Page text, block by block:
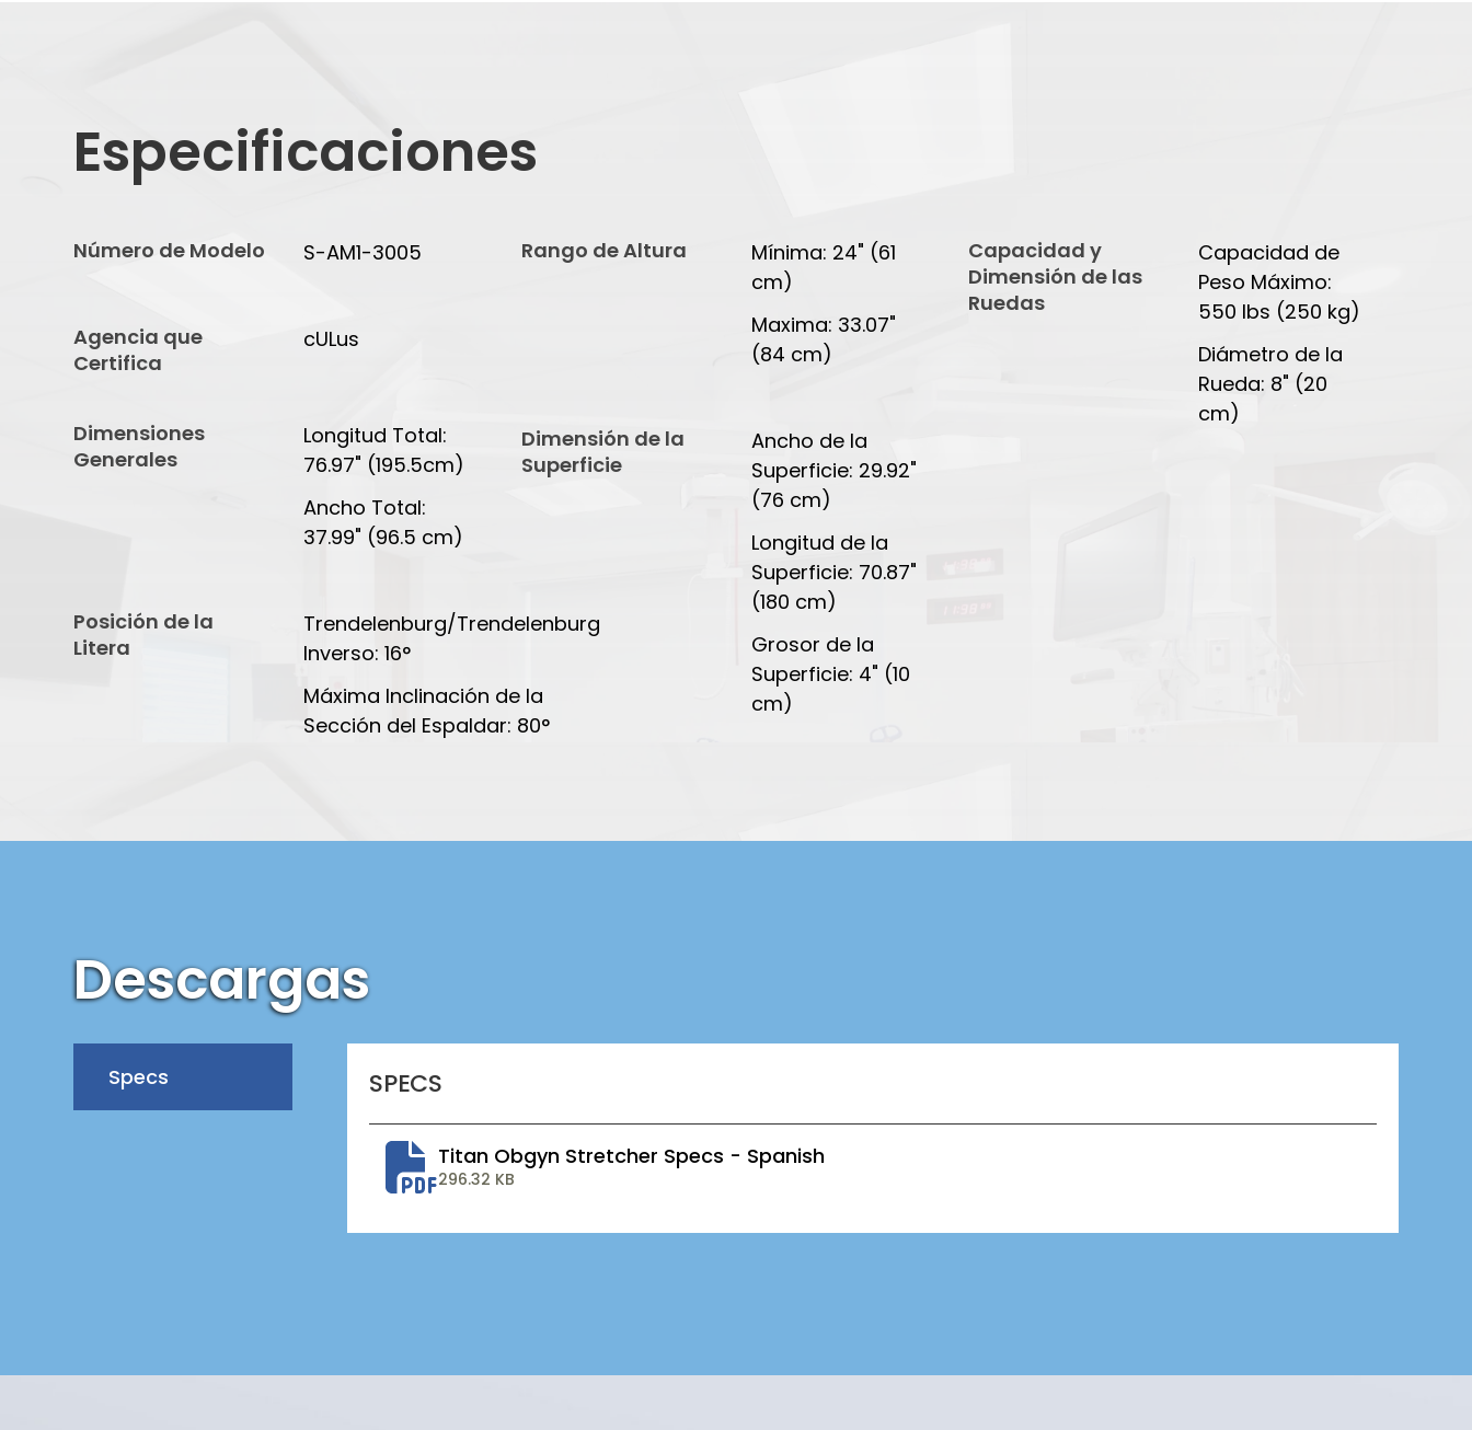
Especificaciones
Número de Modelo S-AM1-3005
Agencia que
Certifica
cULus
Dimensiones
Generales
Longitud Total:
76.97" (195.5cm)
Ancho Total:
37.99" (96.5 cm)
Posición de la
Litera
Trendelenburg/Trendelenburg
Inverso: 16°
Máxima Inclinación de la
Sección del Espaldar: 80°
Rango de Altura
Mínima: 24" (61
cm)
Maxima: 33.07"
(84 cm)
Dimensión de la
Superficie
Ancho de la
Superficie: 29.92"
(76 cm)
Longitud de la
Superficie: 70.87"
(180 cm)
Grosor de la
Superficie: 4" (10
cm)
Capacidad y
Dimensión de las
Ruedas
Capacidad de
Peso Máximo:
550 lbs (250 kg)
Diámetro de la
Rueda: 8" (20
cm)
Descargas
Specs SPECS
Titan Obgyn Stretcher Specs - Spanish
296.32 KB